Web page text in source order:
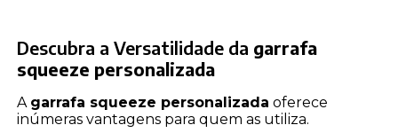
Descubra a Versatilidade da garrafa
squeeze personalizada
A garrafa squeeze personalizada oferece
inúmeras vantagens para quem as utiliza.